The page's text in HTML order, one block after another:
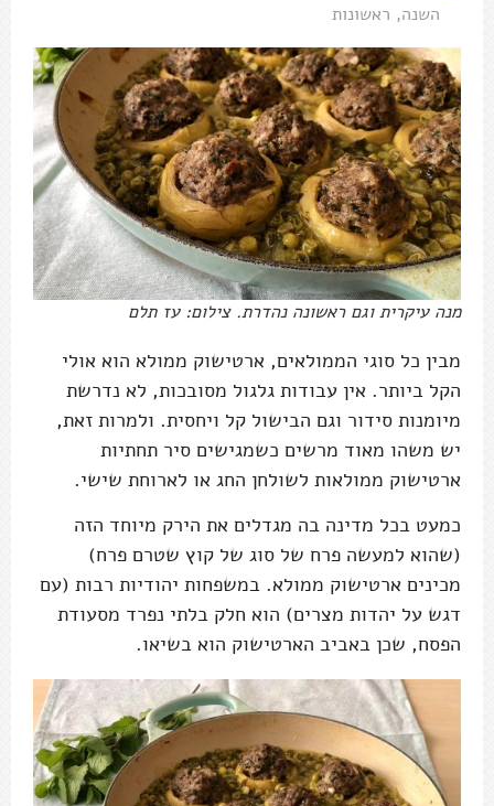
השנה, ראשונות
מנה עיקרית וגם ראשונה נהדרת. צילום: עז תלם
מבין כל סוגי הממולאים, ארטישוק ממולא הוא אולי
הקל ביותר. אין עבודות גלגול מסובכות, לא נדרשת
מיומנות סידור וגם הבישול קל ויחסית. ולמרות זאת,
יש משהו מאוד מרשים כשמגישים סיר תחתיות
ארטישוק ממולאות לשולחן החג או לארוחת שישי.
כמעט בכל מדינה בה מגדלים את הירק מיוחד הזה
(שהוא למעשה פרח של סוג של קוץ שטרם פרח)
מכינים ארטישוק ממולא. במשפחות יהודיות רבות (עם
דגש על יהדות מצרים) הוא חלק בלתי נפרד מסעודת
הפסח, שכן באביב הארטישוק הוא בשיאו.